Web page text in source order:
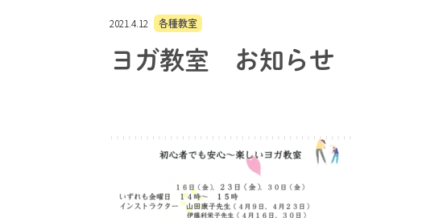
2021.4.12 各種教室
ヨガ教室 お知らせ